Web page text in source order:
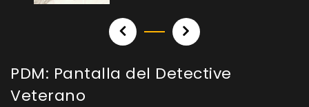
PDM: Pantalla del Detective
Veterano